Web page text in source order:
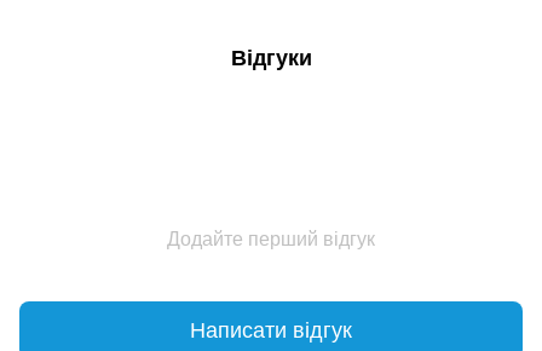
Відгуки
Додайте перший відгук
Написати відгук